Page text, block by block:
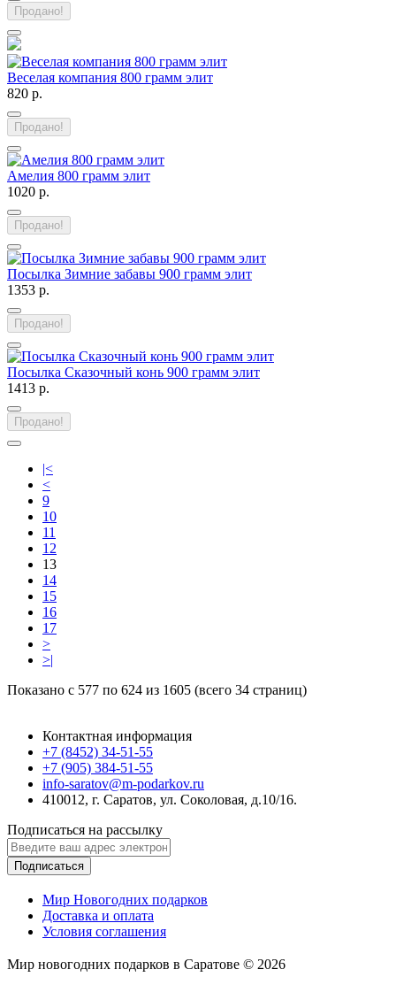
Продано!
Веселая компания 800 грамм элит
820 р.
Продано!
Амелия 800 грамм элит
1020 р.
Продано!
Посылка Зимние забавы 900 грамм элит
1353 р.
Продано!
Посылка Сказочный конь 900 грамм элит
1413 р.
Продано!
|<
<
9
10
11
12
13
14
15
16
17
>
>|
Показано с 577 по 624 из 1605 (всего 34 страниц)
Контактная информация
+7 (8452) 34-51-55
+7 (905) 384-51-55
info-saratov@m-podarkov.ru
410012, г. Саратов, ул. Соколовая, д.10/16.
Подписаться на рассылку
Подписаться
Мир Новогодних подарков
Доставка и оплата
Условия соглашения
Мир новогодних подарков в Саратове © 2026